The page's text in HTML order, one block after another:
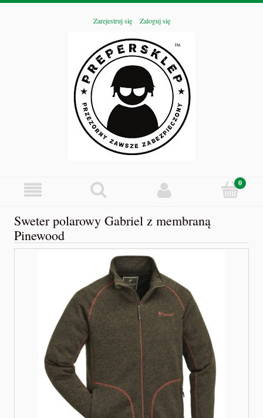
Zarejestruj się Zaloguj się
Sweter polarowy Gabriel z membraną
Pinewood